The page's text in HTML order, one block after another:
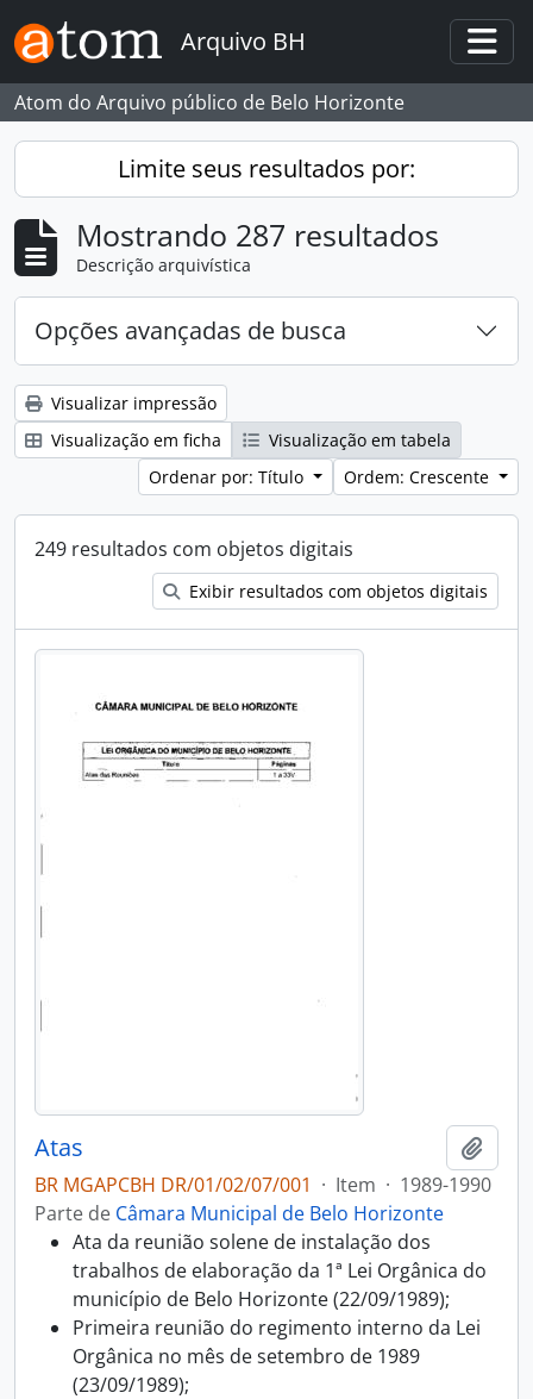
Skip to main content
Arquivo BH
Atom do Arquivo público de Belo Horizonte
Limite seus resultados por:
Mostrando 287 resultados
Descrição arquivística
Opções avançadas de busca
Visualizar impressão
Visualização em ficha
Visualização em tabela
Ordenar por: Título
Ordem: Crescente
249 resultados com objetos digitais
Exibir resultados com objetos digitais
Atas
BR MGAPCBH DR/01/02/07/001 · Item · 1989-1990
Parte de Câmara Municipal de Belo Horizonte
Ata da reunião solene de instalação dos
trabalhos de elaboração da 1ª Lei Orgânica do
município de Belo Horizonte (22/09/1989);
Primeira reunião do regimento interno da Lei
Orgânica no mês de setembro de 1989
(23/09/1989);